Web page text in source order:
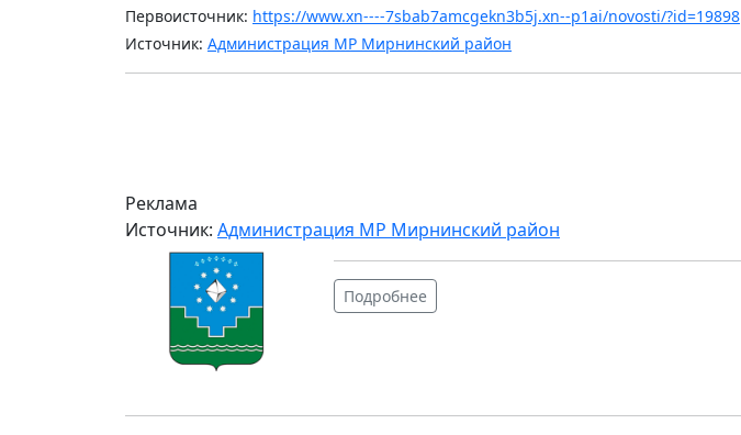
Первоисточник: https://www.xn----7sbab7amcgekn3b5j.xn--p1ai/novosti/?id=19898
Источник: Администрация МР Мирнинский район
Реклама
Источник: Администрация МР Мирнинский район
Подробнее